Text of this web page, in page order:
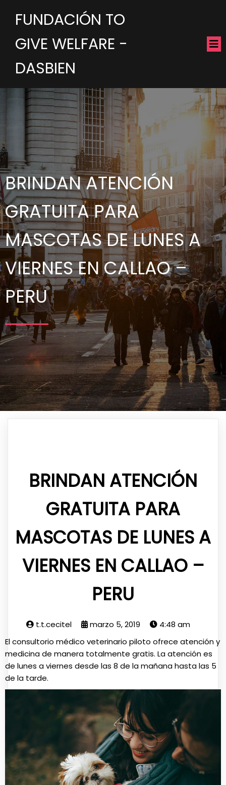
FUNDACIÓN TO
GIVE WELFARE -
DASBIEN
BRINDAN ATENCIÓN
GRATUITA PARA
MASCOTAS DE LUNES A
VIERNES EN CALLAO –
PERU
BRINDAN ATENCIÓN
GRATUITA PARA
MASCOTAS DE LUNES A
VIERNES EN CALLAO –
PERU
t.t.cecitel marzo 5, 2019
4:48 am
El consultorio médico veterinario piloto ofrece atención y
medicina de manera totalmente gratis. La atención es
de lunes a viernes desde las 8 de la mañana hasta las 5
de la tarde.